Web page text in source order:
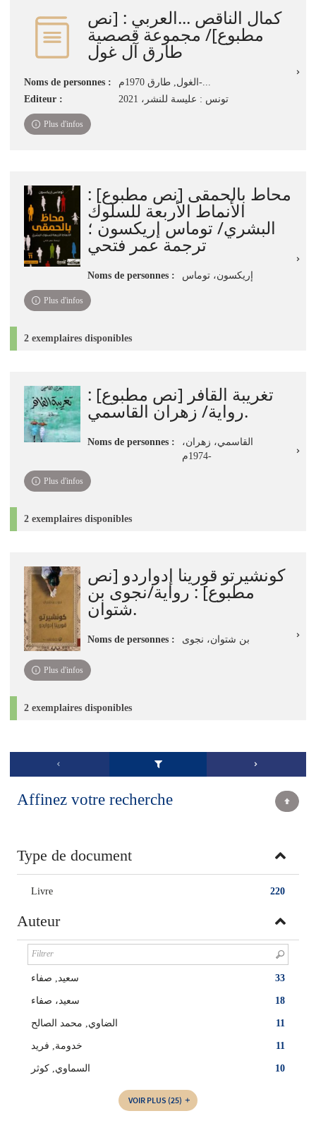
كمال الناقص ...العربي : [نص
مطبوع]‏‏‏‏‏‏‏‏‏‏/ ‏مجموعة قصصية
‏طارق آل غول
Noms de personnes :
الغول, طارق 1970م-...
Editeur :
تونس : عليسة للنشر، ‏2021‏‏
Plus d'infos
محاط بالحمقى [نص مطبوع] :
الأنماط الأربعة للسلوك
البشري/ توماس إريكسون ؛
ترجمة عمر فتحي
Noms de personnes : إريكسون، توماس
Plus d'infos
2 exemplaires disponibles
تغريبة القافر [نص مطبوع] :
رواية/ زهران القاسمي.
Noms de personnes :
القاسمي، زهران،
1974م-
Plus d'infos
2 exemplaires disponibles
كونشيرتو قورينا إدواردو [نص
مطبوع] : رواية/نجوى بن
شتوان.
Noms de personnes : بن شتوان، نجوى
Plus d'infos
2 exemplaires disponibles
Affinez votre recherche
Type de document
220
Livre
Auteur
33 سعيد‏, ‏صفاء‏
18 سعيد، صفاء
11 الضاوي, ‏‏محمد الصالح
11 خدومة, فريد
10 السماوي‏‏, ‏كوثر‏‏
VOIR PLUS (25)